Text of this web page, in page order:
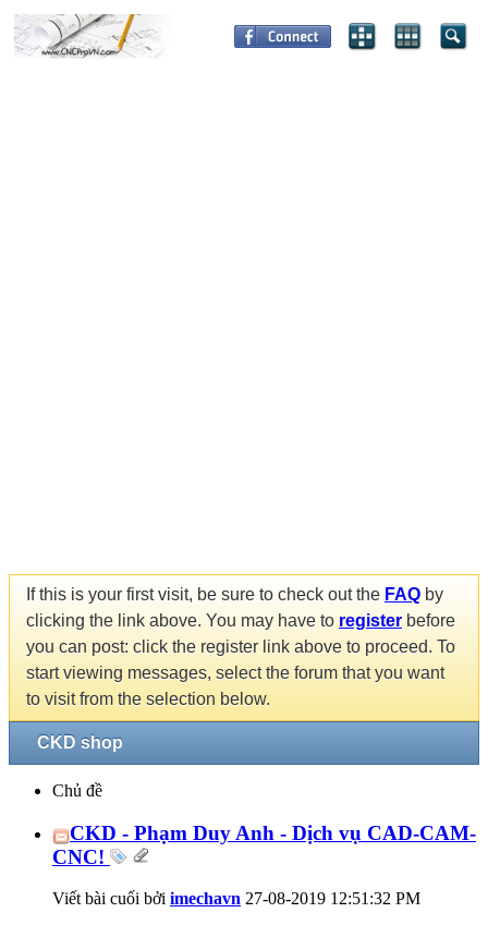
If this is your first visit, be sure to check out the FAQ by
clicking the link above. You may have to register before
you can post: click the register link above to proceed. To
start viewing messages, select the forum that you want
to visit from the selection below.
CKD shop
Chủ đề
CKD - Phạm Duy Anh - Dịch vụ CAD-CAM-
CNC!
Viết bài cuối bởi imechavn 27-08-2019 12:51:32 PM